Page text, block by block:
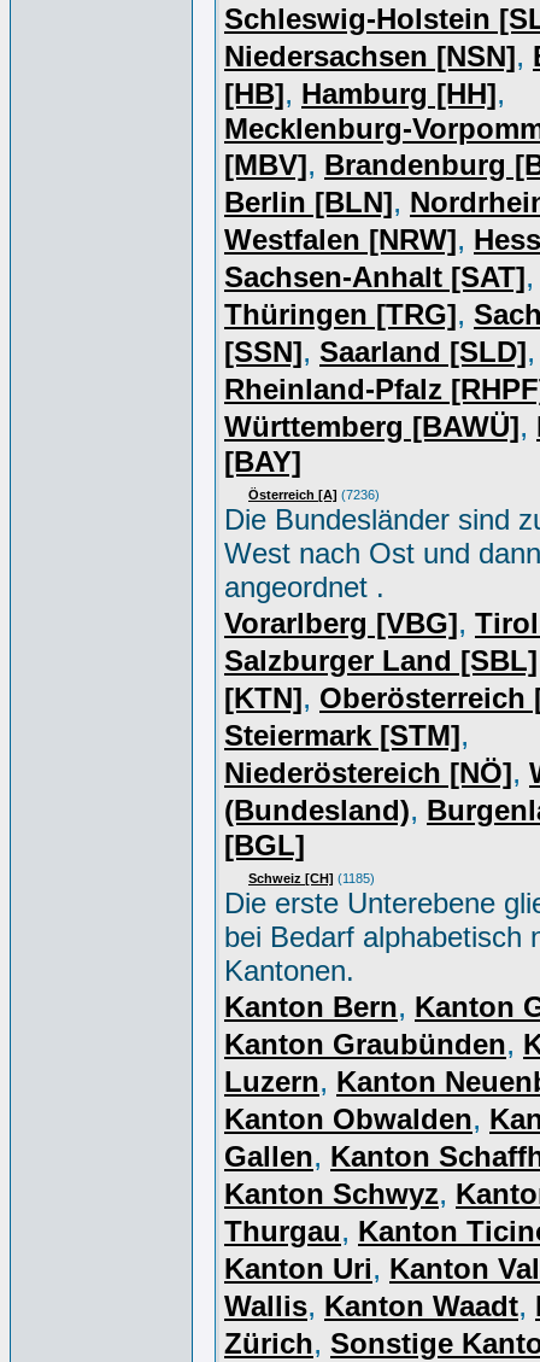
Schleswig-Holstein
Niedersachsen [NSN],
[HB], Hamburg [HH],
Mecklenburg-
[MBV], Brandenburg
Berlin [BLN],
Westfalen [NRW],
Sachsen-Anhalt [SAT],
Thüringen [TRG],
[SSN], Saarland [SLD],
Rheinland-Pfalz
Württemberg [BAWÜ],
[BAY]
Österreich [A] (7236)
Die Bundesländer sind
West nach Ost und
angeordnet .
Vorarlberg [VBG],
Salzburger Land [SBL]
[KTN], Oberösterreich
Steiermark [STM],
Niederöstereich [NÖ],
(Bundesland),
[BGL]
Schweiz [CH] (1185)
Die erste Unterebene
bei Bedarf alphabetisch
Kantonen.
Kanton Bern, Kanton
Kanton Graubünden,
Luzern, Kanton
Kanton Obwalden,
Gallen, Kanton
Kanton Schwyz,
Thurgau, Kanton
Kanton Uri, Kanton
Wallis, Kanton Waadt,
Zürich, Sonstige